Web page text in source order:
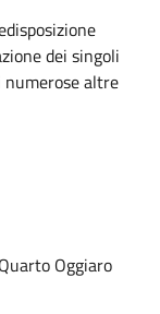
dei singoli
altre
Oggiaro